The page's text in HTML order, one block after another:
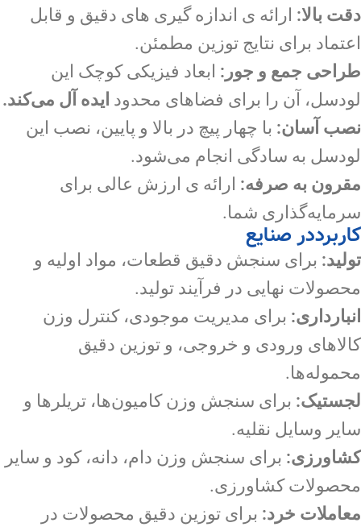
دقت بالا: ارائه ی اندازه گیری های دقیق و قابل
اعتماد برای نتایج توزین مطمئن.
طراحی جمع و جور: ابعاد فیزیکی کوچک این
لودسل، آن را برای فضاهای محدود ایده آل می‌کند.
نصب آسان: با چهار پیچ در بالا و پایین، نصب این
لودسل به سادگی انجام می‌شود.
مقرون به صرفه: ارائه ی ارزش عالی برای
سرمایه‌گذاری شما.
کاربرددر صنایع
تولید: برای سنجش دقیق قطعات، مواد اولیه و
محصولات نهایی در فرآیند تولید.
انبارداری: برای مدیریت موجودی، کنترل وزن
کالاهای ورودی و خروجی، و توزین دقیق
محموله‌ها.
لجستیک: برای سنجش وزن کامیون‌ها، تریلرها و
سایر وسایل نقلیه.
کشاورزی: برای سنجش وزن دام، دانه، کود و سایر
محصولات کشاورزی.
معاملات خرد: برای توزین دقیق محصولات در